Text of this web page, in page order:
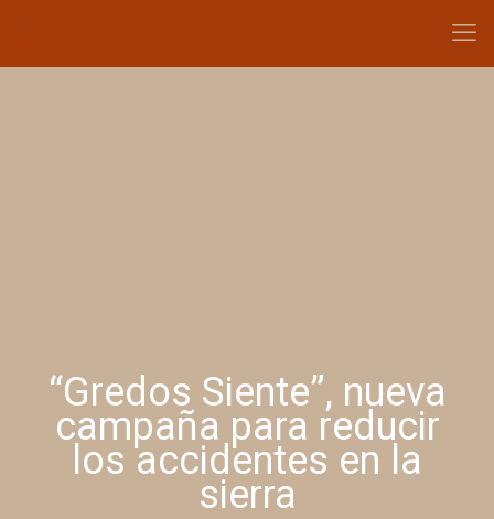
“Gredos Siente”, nueva
campaña para reducir
los accidentes en la
sierra